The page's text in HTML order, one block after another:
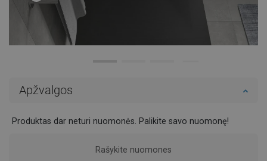
Apžvalgos
Produktas dar neturi nuomonės. Palikite savo nuomonę!
Rašykite nuomones